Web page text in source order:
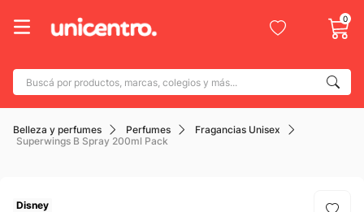
0
Buscá por productos, marcas, colegios y más...
Belleza y perfumes Perfumes
Fragancias Unisex
Superwings B Spray 200ml Pack
Disney
Términos más buscados
1. adidas